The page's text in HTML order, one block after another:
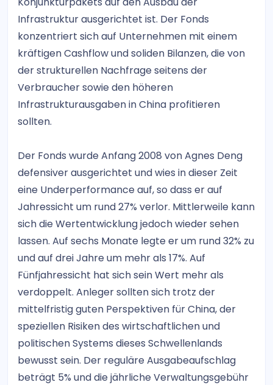
Infrastruktur ausgerichtet ist. Der Fonds
konzentriert sich auf Unternehmen mit einem
kräftigen Cashflow und soliden Bilanzen, die von
der strukturellen Nachfrage seitens der
Verbraucher sowie den höheren
Infrastrukturausgaben in China profitieren
sollten.
Der Fonds wurde Anfang 2008 von Agnes Deng
defensiver ausgerichtet und wies in dieser Zeit
eine Underperformance auf, so dass er auf
Jahressicht um rund 27% verlor. Mittlerweile kann
sich die Wertentwicklung jedoch wieder sehen
lassen. Auf sechs Monate legte er um rund 32% zu
und auf drei Jahre um mehr als 17%. Auf
Fünfjahressicht hat sich sein Wert mehr als
verdoppelt. Anleger sollten sich trotz der
mittelfristig guten Perspektiven für China, der
speziellen Risiken des wirtschaftlichen und
politischen Systems dieses Schwellenlands
bewusst sein. Der reguläre Ausgabeaufschlag
beträgt 5% und die jährliche Verwaltungsgebühr